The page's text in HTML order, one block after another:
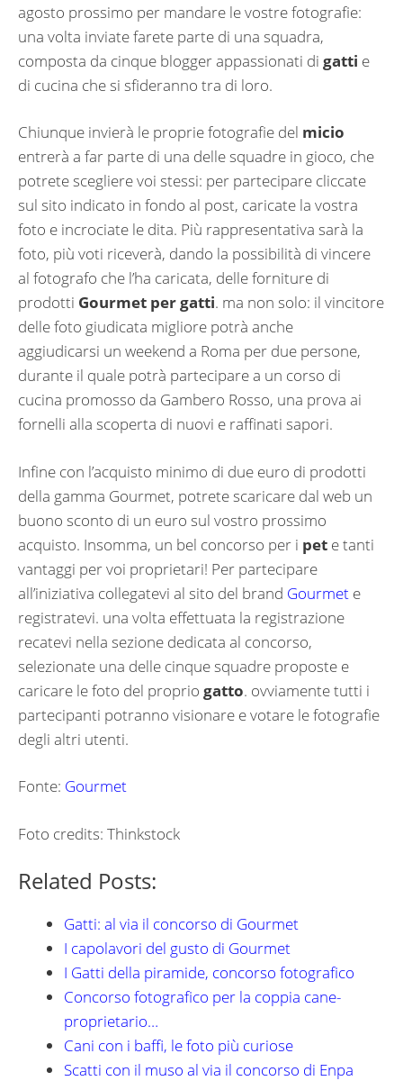
agosto prossimo per mandare le vostre fotografie:
una volta inviate farete parte di una squadra,
composta da cinque blogger appassionati di gatti e
di cucina che si sfideranno tra di loro.
Chiunque invierà le proprie fotografie del micio
entrerà a far parte di una delle squadre in gioco, che
potrete scegliere voi stessi: per partecipare cliccate
sul sito indicato in fondo al post, caricate la vostra
foto e incrociate le dita. Più rappresentativa sarà la
foto, più voti riceverà, dando la possibilità di vincere
al fotografo che l’ha caricata, delle forniture di
prodotti Gourmet per gatti. ma non solo: il vincitore
delle foto giudicata migliore potrà anche
aggiudicarsi un weekend a Roma per due persone,
durante il quale potrà partecipare a un corso di
cucina promosso da Gambero Rosso, una prova ai
fornelli alla scoperta di nuovi e raffinati sapori.
Infine con l’acquisto minimo di due euro di prodotti
della gamma Gourmet, potrete scaricare dal web un
buono sconto di un euro sul vostro prossimo
acquisto. Insomma, un bel concorso per i pet e tanti
vantaggi per voi proprietari! Per partecipare
all’iniziativa collegatevi al sito del brand Gourmet e
registratevi. una volta effettuata la registrazione
recatevi nella sezione dedicata al concorso,
selezionate una delle cinque squadre proposte e
caricare le foto del proprio gatto. ovviamente tutti i
partecipanti potranno visionare e votare le fotografie
degli altri utenti.
Fonte: Gourmet
Foto credits: Thinkstock
Related Posts:
Gatti: al via il concorso di Gourmet
I capolavori del gusto di Gourmet
I Gatti della piramide, concorso fotografico
Concorso fotografico per la coppia cane-
proprietario…
Cani con i baffi, le foto più curiose
Scatti con il muso al via il concorso di Enpa